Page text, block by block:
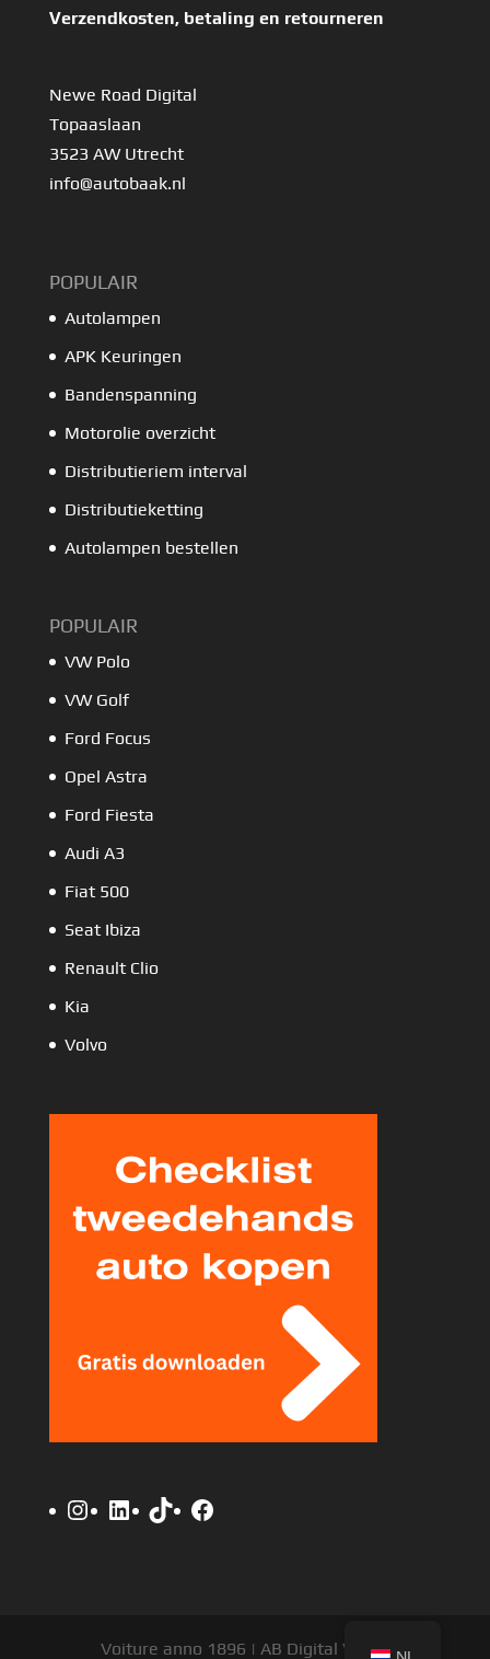
Verzendkosten, betaling en retourneren
Newe Road Digital
Topaaslaan
3523 AW Utrecht
info@autobaak.nl
POPULAIR
Autolampen
APK Keuringen
Bandenspanning
Motorolie overzicht
Distributieriem interval
Distributieketting
Autolampen bestellen
POPULAIR
VW Polo
VW Golf
Ford Focus
Opel Astra
Ford Fiesta
Audi A3
Fiat 500
Seat Ibiza
Renault Clio
Kia
Volvo
Instagram
LinkedIn
TikTokFacebook
Voiture anno 1896 | AB Digital V.O.F.